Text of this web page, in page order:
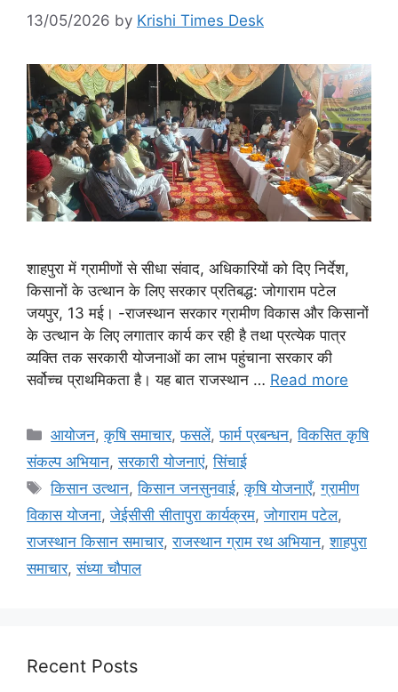
13/05/2026 by Krishi Times Desk
शाहपुरा में ग्रामीणों से सीधा संवाद, अधिकारियों को दिए निर्देश,
किसानों के उत्थान के लिए सरकार प्रतिबद्ध: जोगाराम पटेल
जयपुर, 13 मई। -राजस्थान सरकार ग्रामीण विकास और किसानों
के उत्थान के लिए लगातार कार्य कर रही है तथा प्रत्येक पात्र
व्यक्ति तक सरकारी योजनाओं का लाभ पहुंचाना सरकार की
सर्वोच्च प्राथमिकता है। यह बात राजस्थान … Read more
आयोजन,कृषि समाचार,फसलें,फार्म प्रबन्धन,विकसित कृषि
संकल्प अभियान,सरकारी योजनाएं,सिंचाई
किसान उत्थान,किसान जनसुनवाई,कृषि योजनाएँ,ग्रामीण
विकास योजना,जेईसीसी सीतापुरा कार्यक्रम,जोगाराम पटेल,
राजस्थान किसान समाचार,राजस्थान ग्राम रथ अभियान,शाहपुरा
समाचार,संध्या चौपाल
Recent Posts